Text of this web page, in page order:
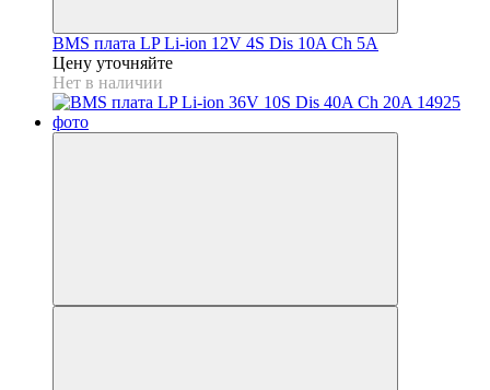
BMS плата LP Li-ion 12V 4S Dis 10A Ch 5A
Цену уточняйте
Нет в наличии